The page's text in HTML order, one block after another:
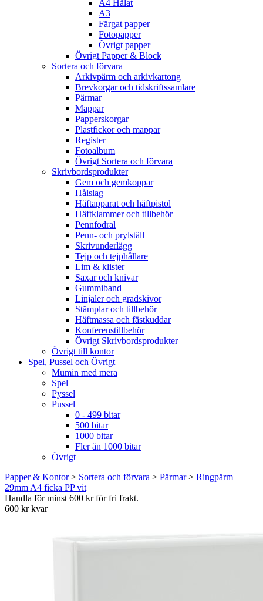
A4 Hålat
A3
Färgat papper
Fotopapper
Övrigt papper
Övrigt Papper & Block
Sortera och förvara
Arkivpärm och arkivkartong
Brevkorgar och tidskriftssamlare
Pärmar
Mappar
Papperskorgar
Plastfickor och mappar
Register
Fotoalbum
Övrigt Sortera och förvara
Skrivbordsprodukter
Gem och gemkoppar
Hålslag
Häftapparat och häftpistol
Häftklammer och tillbehör
Pennfodral
Penn- och prylställ
Skrivunderlägg
Tejp och tejphållare
Lim & klister
Saxar och knivar
Gummiband
Linjaler och gradskivor
Stämplar och tillbehör
Häftmassa och fästkuddar
Konferenstillbehör
Övrigt Skrivbordsprodukter
Övrigt till kontor
Spel, Pussel och Övrigt
Mumin med mera
Spel
Pyssel
Pussel
0 - 499 bitar
500 bitar
1000 bitar
Fler än 1000 bitar
Övrigt
Papper & Kontor> Sortera och förvara > Pärmar> Ringpärm
29mm A4 ficka PP vit
Handla för minst 600 kr för fri frakt.
600 kr kvar